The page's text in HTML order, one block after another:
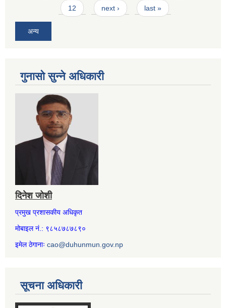
12 next › last »
अन्य
गुनासो सुन्ने अधिकारी
दिनेश जोशी
प्रमुख प्रशासकीय अधिकृत
मोबाइल नं.: ९८५८७८७८९०
इमेल ठेगानाः cao@duhunmun.gov.np
सूचना अधिकारी